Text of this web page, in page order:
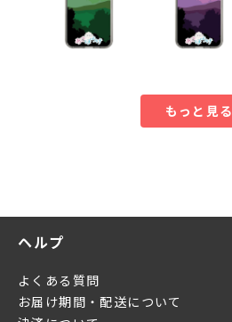
もっと見る
ヘルプ
よくある質問
お届け期間・配送について